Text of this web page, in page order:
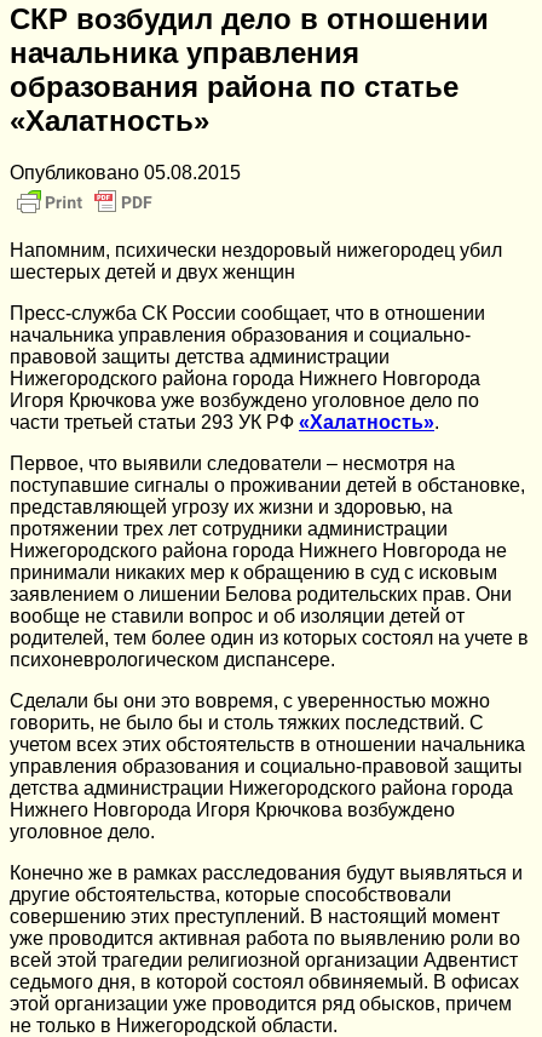
СКР возбудил дело в отношении
начальника управления
образования района по статье
«Халатность»
Опубликовано 05.08.2015
Напомним, психически нездоровый нижегородец убил
шестерых детей и двух женщин
Пресс-служба СК России сообщает, что в отношении
начальника управления образования и социально-
правовой защиты детства администрации
Нижегородского района города Нижнего Новгорода
Игоря Крючкова уже возбуждено уголовное дело по
части третьей статьи 293 УК РФ «Халатность».
Первое, что выявили следователи – несмотря на
поступавшие сигналы о проживании детей в обстановке,
представляющей угрозу их жизни и здоровью, на
протяжении трех лет сотрудники администрации
Нижегородского района города Нижнего Новгорода не
принимали никаких мер к обращению в суд с исковым
заявлением о лишении Белова родительских прав. Они
вообще не ставили вопрос и об изоляции детей от
родителей, тем более один из которых состоял на учете в
психоневрологическом диспансере.
Сделали бы они это вовремя, с уверенностью можно
говорить, не было бы и столь тяжких последствий. С
учетом всех этих обстоятельств в отношении начальника
управления образования и социально-правовой защиты
детства администрации Нижегородского района города
Нижнего Новгорода Игоря Крючкова возбуждено
уголовное дело.
Конечно же в рамках расследования будут выявляться и
другие обстоятельства, которые способствовали
совершению этих преступлений. В настоящий момент
уже проводится активная работа по выявлению роли во
всей этой трагедии религиозной организации Адвентист
седьмого дня, в которой состоял обвиняемый. В офисах
этой организации уже проводится ряд обысков, причем
не только в Нижегородской области.